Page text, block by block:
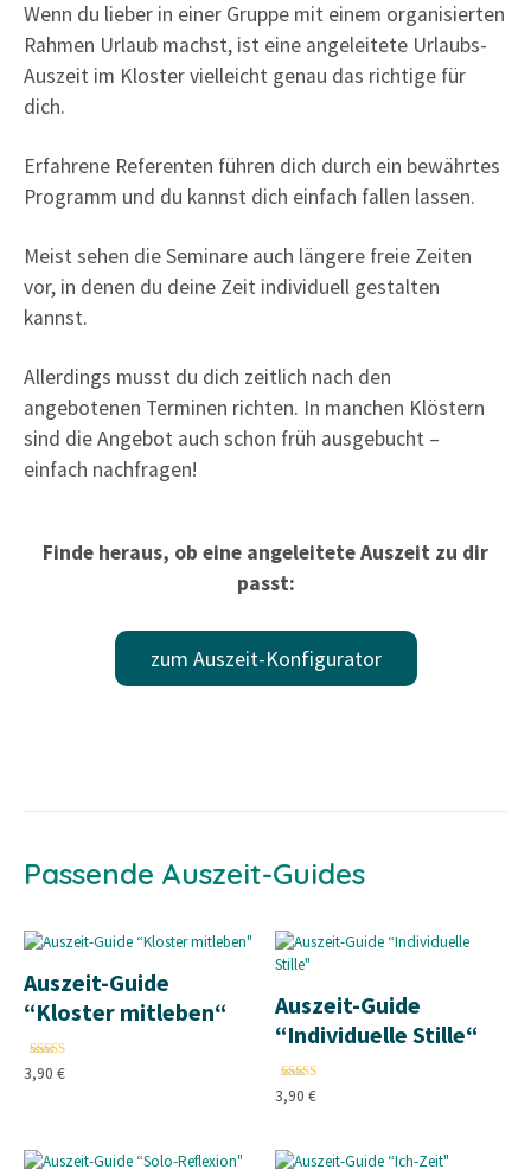
Wenn du lieber in einer Gruppe mit einem organisierten
Rahmen Urlaub machst, ist eine angeleitete Urlaubs-
Auszeit im Kloster vielleicht genau das richtige für
dich.
Erfahrene Referenten führen dich durch ein bewährtes
Programm und du kannst dich einfach fallen lassen.
Meist sehen die Seminare auch längere freie Zeiten
vor, in denen du deine Zeit individuell gestalten
kannst.
Allerdings musst du dich zeitlich nach den
angebotenen Terminen richten. In manchen Klöstern
sind die Angebot auch schon früh ausgebucht –
einfach nachfragen!
Finde heraus, ob eine angeleitete Auszeit zu dir
passt:
zum Auszeit-Konfigurator
Passende Auszeit-Guides
Auszeit-Guide
“Kloster mitleben“
3,90 € Kundenbewertungen
Auszeit-Guide
“Individuelle Stille“
3,90 €